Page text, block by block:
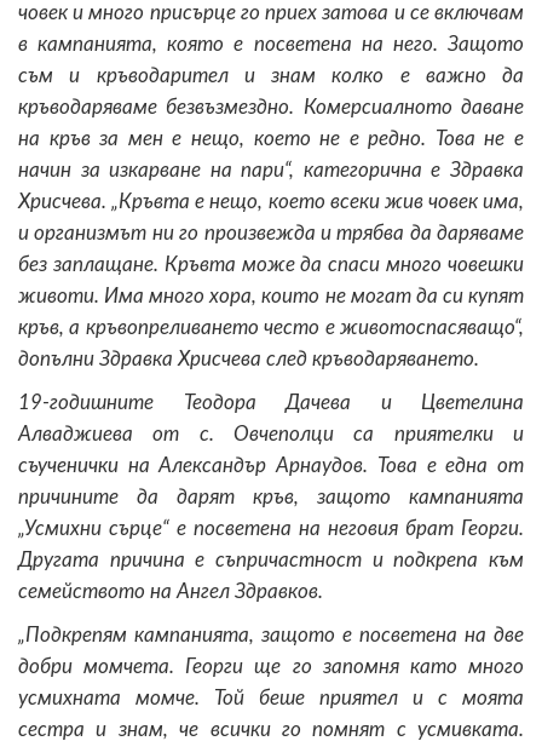
човек и много присърце го приех затова и се включвам
в кампанията, която е посветена на него. Защото
съм и кръводарител и знам колко е важно да
кръводаряваме безвъзмездно. Комерсиалното даване
на кръв за мен е нещо, което не е редно. Това не е
начин за изкарване на пари“, категорична е Здравка
Хрисчева. „Кръвта е нещо, което всеки жив човек има,
и организмът ни го произвежда и трябва да даряваме
без заплащане. Кръвта може да спаси много човешки
животи. Има много хора, които не могат да си купят
кръв, а кръвопреливането често е животоспасяващо“,
допълни Здравка Хрисчева след кръводаряването.
19-годишните Теодора Дачева и Цветелина
Алваджиева от с. Овчеполци са приятелки и
съученички на Александър Арнаудов. Това е една от
причините да дарят кръв, защото кампанията
„Усмихни сърце“ е посветена на неговия брат Георги.
Другата причина е съпричастност и подкрепа към
семейството на Ангел Здравков.
„Подкрепям кампанията, защото е посветена на две
добри момчета. Георги ще го запомня като много
усмихната момче. Той беше приятел и с моята
сестра и знам, че всички го помнят с усмивката.